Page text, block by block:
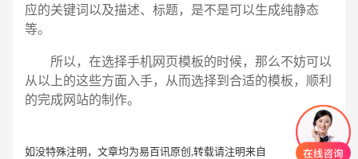
应的关键词以及描述、标题，是不是可以生成纯静态
等。
所以，在选择手机网页模板的时候，那么不妨可以
从以上的这些方面入手，从而选择到合适的模板，顺利
的完成网站的制作。
如没特殊注明，文章均为易百讯原创,转载请注明来自